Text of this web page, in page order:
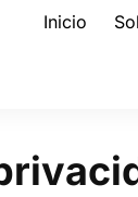
Inicio